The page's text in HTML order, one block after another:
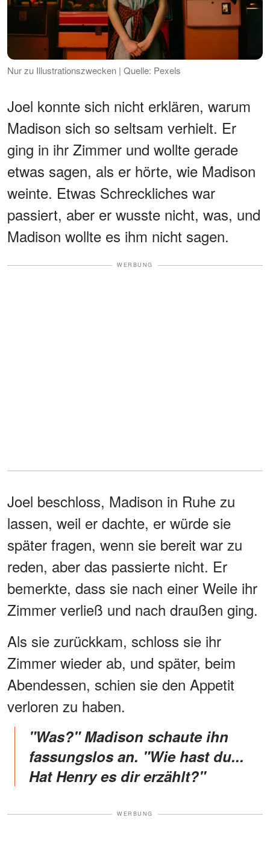
Nur zu Illustrationszwecken | Quelle: Pexels
Joel konnte sich nicht erklären, warum
Madison sich so seltsam verhielt. Er
ging in ihr Zimmer und wollte gerade
etwas sagen, als er hörte, wie Madison
weinte. Etwas Schreckliches war
passiert, aber er wusste nicht, was, und
Madison wollte es ihm nicht sagen.
WERBUNG
Joel beschloss, Madison in Ruhe zu
lassen, weil er dachte, er würde sie
später fragen, wenn sie bereit war zu
reden, aber das passierte nicht. Er
bemerkte, dass sie nach einer Weile ihr
Zimmer verließ und nach draußen ging.
Als sie zurückkam, schloss sie ihr
Zimmer wieder ab, und später, beim
Abendessen, schien sie den Appetit
verloren zu haben.
"Was?" Madison schaute ihn
fassungslos an. "Wie hast du...
Hat Henry es dir erzählt?"
WERBUNG